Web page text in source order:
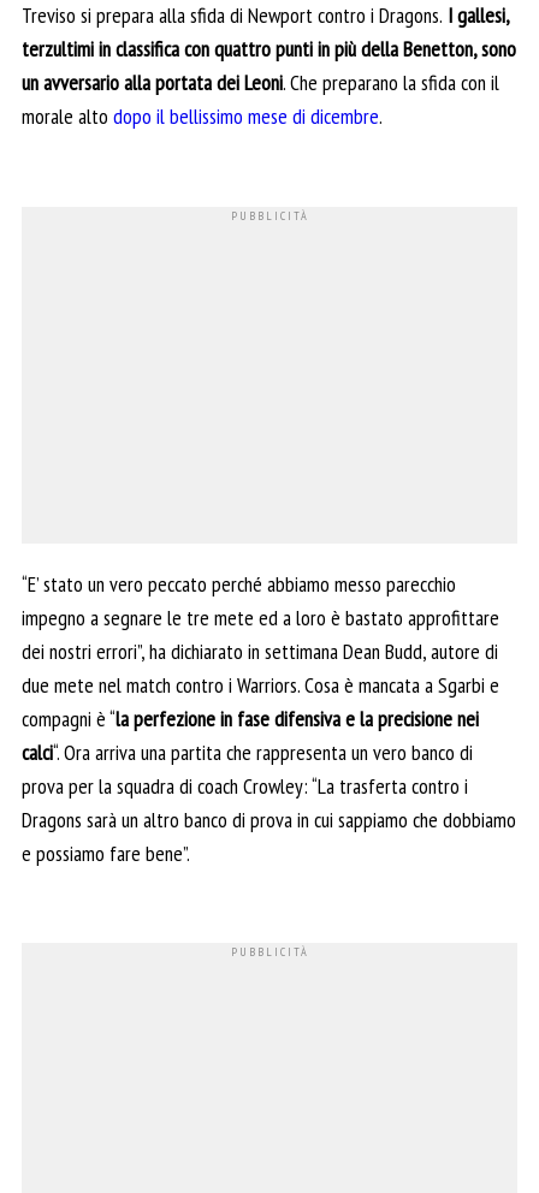
Treviso si prepara alla sfida di Newport contro i Dragons. I gallesi,
terzultimi in classifica con quattro punti in più della Benetton, sono
un avversario alla portata dei Leoni. Che preparano la sfida con il
morale alto dopo il bellissimo mese di dicembre.
“E’ stato un vero peccato perché abbiamo messo parecchio
impegno a segnare le tre mete ed a loro è bastato approfittare
dei nostri errori”, ha dichiarato in settimana Dean Budd, autore di
due mete nel match contro i Warriors. Cosa è mancata a Sgarbi e
compagni è “la perfezione in fase difensiva e la precisione nei
calci“. Ora arriva una partita che rappresenta un vero banco di
prova per la squadra di coach Crowley: “La trasferta contro i
Dragons sarà un altro banco di prova in cui sappiamo che dobbiamo
e possiamo fare bene”.